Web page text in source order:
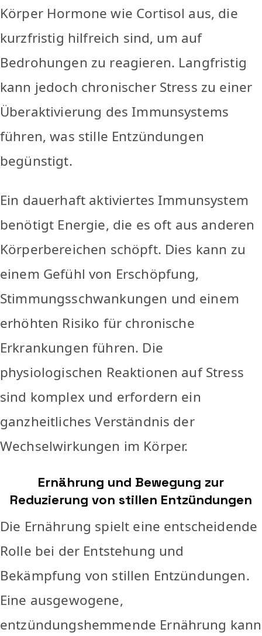
Körper Hormone wie Cortisol aus, die
kurzfristig hilfreich sind, um auf
Bedrohungen zu reagieren. Langfristig
kann jedoch chronischer Stress zu einer
Überaktivierung des Immunsystems
führen, was stille Entzündungen
begünstigt.
Ein dauerhaft aktiviertes Immunsystem
benötigt Energie, die es oft aus anderen
Körperbereichen schöpft. Dies kann zu
einem Gefühl von Erschöpfung,
Stimmungsschwankungen und einem
erhöhten Risiko für chronische
Erkrankungen führen. Die
physiologischen Reaktionen auf Stress
sind komplex und erfordern ein
ganzheitliches Verständnis der
Wechselwirkungen im Körper.
Ernährung und Bewegung zur
Reduzierung von stillen Entzündungen
Die Ernährung spielt eine entscheidende
Rolle bei der Entstehung und
Bekämpfung von stillen Entzündungen.
Eine ausgewogene,
entzündungshemmende Ernährung kann